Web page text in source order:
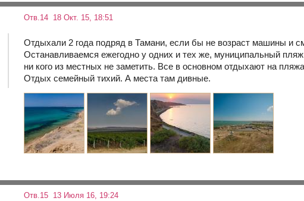
Отв.14 18 Окт. 15, 18:51
Отдыхали 2 года подряд в Тамани, если бы не возраст машины и
Останавливаемся ежегодно у одних и тех же, муниципальный
ни кого из местных не заметить. Все в основном отдыхают на
Отдых семейный тихий. А места там дивные.
Отв.15 13 Июля 16, 19:24